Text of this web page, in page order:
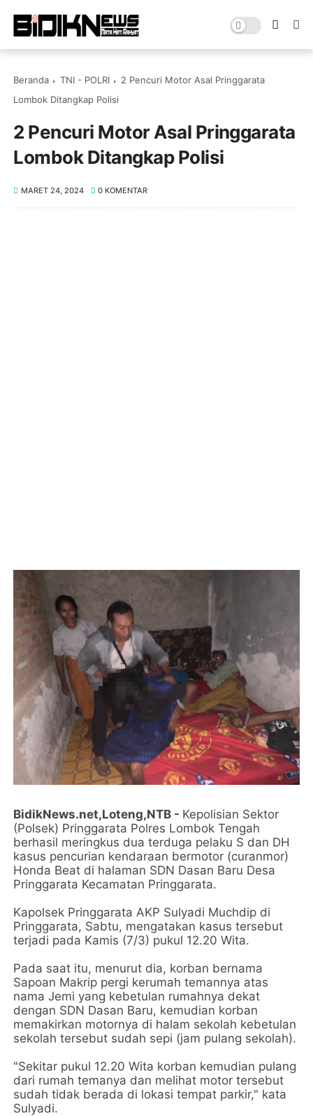
Beranda TNI - POLRI
2 Pencuri Motor Asal Pringgarata
Lombok Ditangkap Polisi
2 Pencuri Motor Asal Pringgarata
Lombok Ditangkap Polisi
MARET 24, 2024 0 KOMENTAR
BidikNews.net,Loteng,NTB - Kepolisian Sektor
(Polsek) Pringgarata Polres Lombok Tengah
berhasil meringkus dua terduga pelaku S dan DH
kasus pencurian kendaraan bermotor (curanmor)
Honda Beat di halaman SDN Dasan Baru Desa
Pringgarata Kecamatan Pringgarata.
Kapolsek Pringgarata AKP Sulyadi Muchdip di
Pringgarata, Sabtu, mengatakan kasus tersebut
terjadi pada Kamis (7/3) pukul 12.20 Wita.
Pada saat itu, menurut dia, korban bernama
Sapoan Makrip pergi kerumah temannya atas
nama Jemi yang kebetulan rumahnya dekat
dengan SDN Dasan Baru, kemudian korban
memakirkan motornya di halam sekolah kebetulan
sekolah tersebut sudah sepi (jam pulang sekolah).
"Sekitar pukul 12.20 Wita korban kemudian pulang
dari rumah temanya dan melihat motor tersebut
sudah tidak berada di lokasi tempat parkir," kata
Sulyadi.